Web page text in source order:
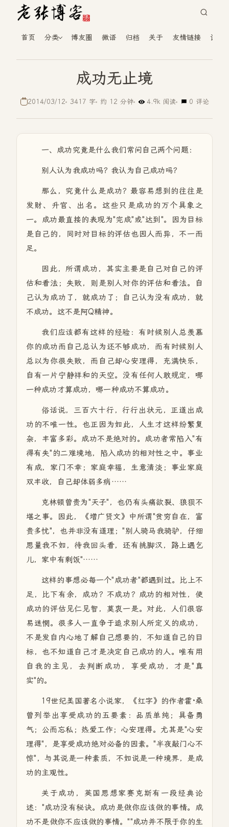
首页 分类 博友圈 微语 归档 关于 友情链接 读者
成功无止境
2014/03/12 3417 字 约 12 分钟 4.9k 阅读 0 评论
一、成功究竟是什么我们常问自己两个问题：
别人认为我成功吗？我认为自己成功吗？
那么，究竟什么是成功？最容易想到的往往是
发财、升官、出名。这些只是成功的万个具象之
一。成功最直接的表现为"完成"或"达到"。因为目标
是自己的，同时对目标的评估也因人而异，不一而
足。
因此，所谓成功，其实主要是自己对自己的评
估和看法；失败，则是别人对你的评估和看法。自
己认为成功了，就成功了；自己认为没有成功，就
不成功。这不是阿Q精神。
我们应该都有这样的经验：有时候别人总羡慕
你的成功而自己总认为还不够成功，而有时候别人
总以为你很失败，而自己却心安理得，充满快乐，
自有一片宁静祥和的天空。没有任何人敢规定，哪
一种成功才算成功，哪一种成功不算成功。
俗话说，三百六十行，行行出状元，正道出成
功的不唯一性。也正因为如此，人生才这样纷繁复
杂，丰富多彩。成功不是绝对的。成功者常陷入"有
得有失"的二难境地，陷入成功的相对性之中。事业
有成，家门不幸；家庭幸福，生意清淡；事业家庭
双丰收，自己却体弱多病……
克林顿曾贵为"天子"，也仍有头痛欲裂、狼狈不
堪之事。因此，《增广贤文》中所谓"贫穷自在，富
贵多忧"，也并非没有道理；"别人骑马我骑驴，仔细
思量我不如，待我回头看，还有挑脚汉，路上遇乞
儿，家中有剩饭"……
这样的事想必每一个"成功者"都遇到过。比上不
足，比下有余，成功？不成功？成功的相对性，使
成功的评估见仁见智，莫衷一是。对此，人们很容
易迷惘。很多人一直争于追求别人所定义的成功，
不是发自内心地了解自己想要的，不知道自己的目
标，也不知道自己才是决定自己成功的人。唯有用
自我的主见，去判断成功，享受成功，才是"真
实"的。
19世纪美国著名小说家，《红字》的作者霍·桑
曾列举出享受成功的五要素：品质单纯；具备勇
气；公而忘私；热爱工作；心安理得。尤其是"心安
理得"，是享受成功绝对必备的因素。"半夜敲门心不
惊"，与其说是一种素质，不如说是一种境界，是成
功的主观性。
关于成功，英国思想家赛克斯有一段经典论
述："成功没有秘诀。成功是做你应该做的事情。成
功不是做你不应该做的事情。""成功并不限于你的生